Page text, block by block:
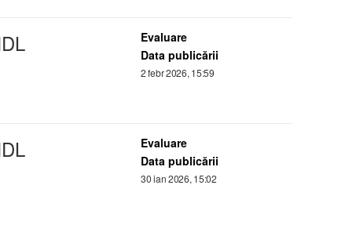
Evaluare
Data publicării
2 febr 2026, 15:59
Evaluare
Data publicării
30 ian 2026, 15:02